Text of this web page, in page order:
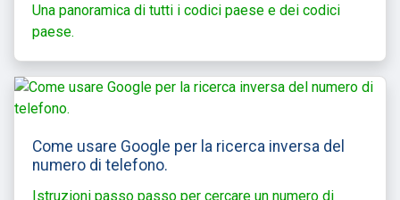
Una panoramica di tutti i codici paese e dei codici
paese.
Come usare Google per la ricerca inversa del
numero di telefono.
Istruzioni passo passo per cercare un numero di